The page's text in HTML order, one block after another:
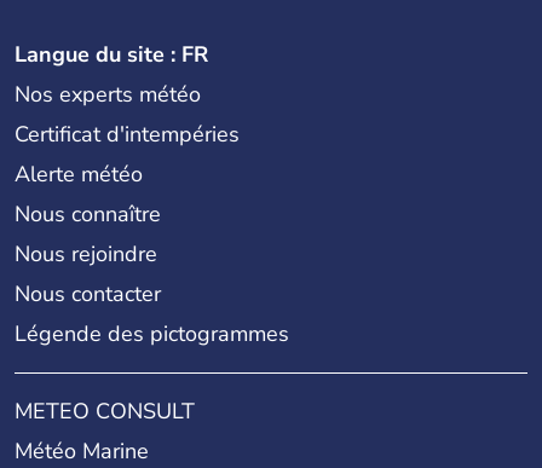
Langue du site : FR
Nos experts météo
Certificat d'intempéries
Alerte météo
Nous connaître
Nous rejoindre
Nous contacter
Légende des pictogrammes
METEO CONSULT
Météo Marine